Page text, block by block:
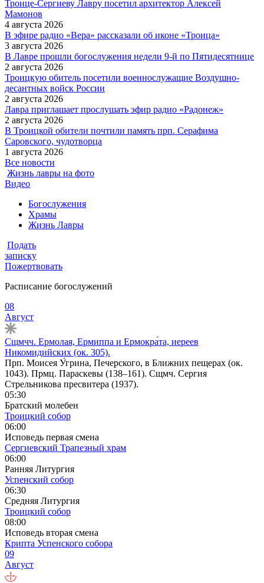
Троице-Сергиеву Лавру посетил архитектор Алексей
Мамонов
4 августа 2026
В эфире радио «Вера» рассказали об иконе «Троица»
3 августа 2026
В Лавре прошли богослужения недели 9-й по Пятидесятнице
2 августа 2026
Троицкую обитель посетили военнослужащие Воздушно-
десантных войск России
2 августа 2026
Лавра приглашает прослушать эфир радио «Радонеж»
2 августа 2026
В Троицкой обители почтили память прп. Серафима
Саровского, чудотворца
1 августа 2026
Все новости
Жизнь лавры на фото
Видео
Богослужения
Храмы
Жизнь Лавры
Подать
записку
Пожертвовать
Расписание богослужений
08
Август
Сщмчч. Ермолая, Ермиппа и Ермокра́та, иереев
Никомидийских (ок. 305).
Прп. Моисея У́грина, Печерского, в Ближних пещерах (ок.
1043). Прмц. Параскевы (138–161). Сщмч. Сергия
Стрельникова пресвитера (1937).
05:30
Братский молебен
Троицкий собор
06:00
Исповедь первая смена
Сергиевский Трапезный храм
06:00
Ранняя Литургия
Успенский собор
06:30
Средняя Литургия
Троицкий собор
08:00
Исповедь вторая смена
Крипта Успенского собора
09
Август